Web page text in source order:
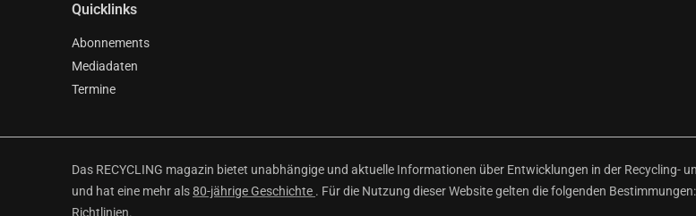
Quicklinks
Abonnements
Mediadaten
Termine
Das RECYCLING magazin bietet unabhängige und aktuelle Informationen über Entwicklungen in der
und hat eine mehr als80-jährige Geschichte . Für die Nutzung dieser Website gelten die folgenden Bestimmungen:
Richtlinien.